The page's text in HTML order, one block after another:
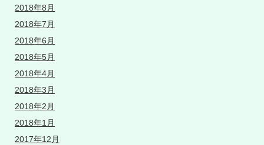
2018年8月
2018年7月
2018年6月
2018年5月
2018年4月
2018年3月
2018年2月
2018年1月
2017年12月